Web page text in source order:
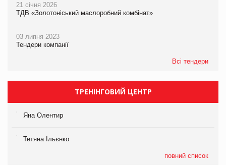
21 січня 2026
ТДВ «Золотоніський маслоробний комбінат»
03 липня 2023
Тендери компанії
Всі тендери
ТРЕНІНГОВИЙ ЦЕНТР
Яна Олентир
Тетяна Ільєнко
повний список